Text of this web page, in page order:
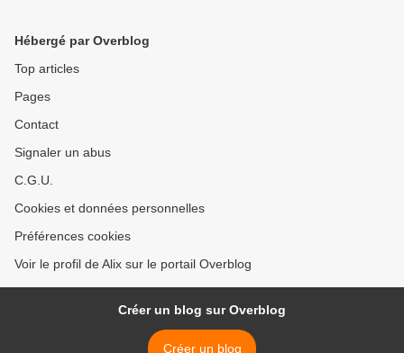
Hébergé par Overblog
Top articles
Pages
Contact
Signaler un abus
C.G.U.
Cookies et données personnelles
Préférences cookies
Voir le profil de Alix sur le portail Overblog
Créer un blog sur Overblog
Créer un blog